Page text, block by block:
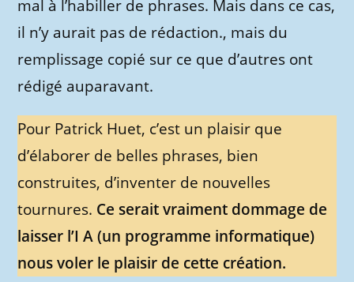
mal à l’habiller de phrases. Mais dans ce cas,
il n’y aurait pas de rédaction., mais du
remplissage copié sur ce que d’autres ont
rédigé auparavant.
Pour Patrick Huet, c’est un plaisir que
d’élaborer de belles phrases, bien
construites, d’inventer de nouvelles
tournures. Ce serait vraiment dommage de
laisser l’I A (un programme informatique)
nous voler le plaisir de cette création.